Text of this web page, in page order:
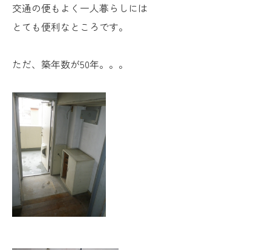
交通の便もよく一人暮らしには
とても便利なところです。
ただ、築年数が50年。。。